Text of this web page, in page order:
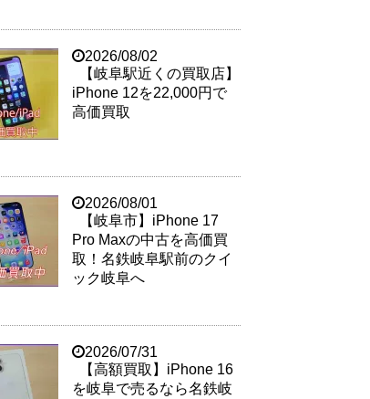
2026/08/02
【岐阜駅近くの買取店】
iPhone 12を22,000円で
高価買取
2026/08/01
【岐阜市】iPhone 17
Pro Maxの中古を高価買
取！名鉄岐阜駅前のクイ
ック岐阜へ
2026/07/31
【高額買取】iPhone 16
を岐阜で売るなら名鉄岐